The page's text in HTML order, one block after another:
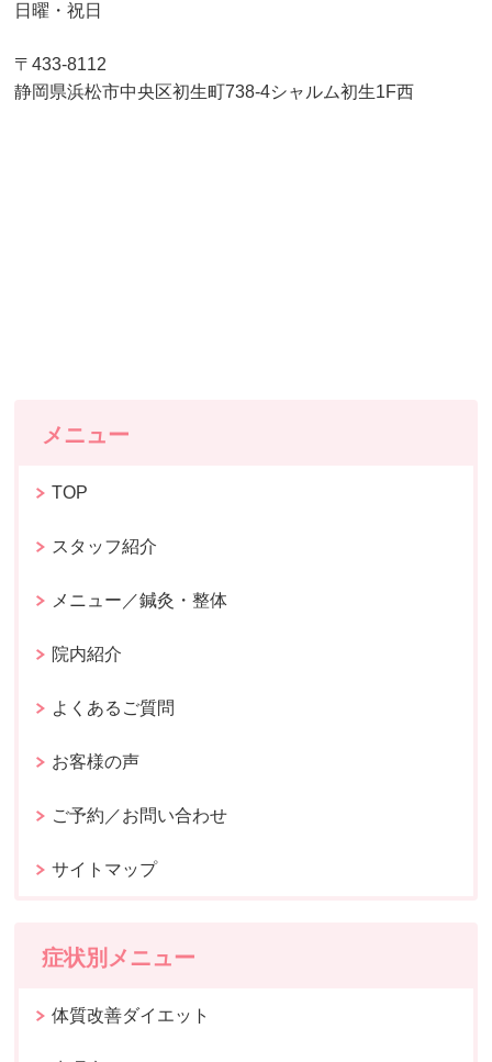
日曜・祝日
〒433-8112
静岡県浜松市中央区初生町738-4シャルム初生1F西
メニュー
TOP
スタッフ紹介
メニュー／鍼灸・整体
院内紹介
よくあるご質問
お客様の声
ご予約／お問い合わせ
サイトマップ
症状別メニュー
体質改善ダイエット